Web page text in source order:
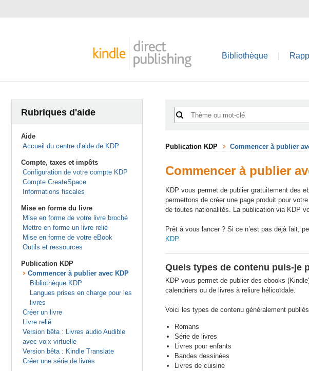
Bibliothèque
Rubriques d'aide
Aide
Accueil du centre d’aide de KDP
Compte, taxes et impôts
Configuration de votre compte KDP
Compte CreateSpace
Informations fiscales
Mise en forme du livre
Mise en forme de votre livre broché
Mettre en forme un livre relié
Mise en forme de votre eBook
Outils et ressources
Publication KDP
Commencer à publier avec KDP
Bibliothèque KDP
Langues prises en charge pour les
livres
Créer un livre
Livre relié
Version bêta : Livres audio Audible
avec voix virtuelle
Version bêta : Kindle Translate
Créer une série de livres
Publication KDP Commencer à publier
Commencer à publier
KDP vous permet de publier gratuitement des
permettons de créer une page produit pour
de toutes nationalités. La publication via KDP
Prêt à vous lancer ? Si ce n’est pas déjà fait,
KDP.
Quels types de contenu puis-je
KDP vous permet de publier des ebooks
calendriers ou de livres à reliure hélicoïdale.
Voici les types de contenu généralement
Romans
Série de livres
Livres pour enfants
Bandes dessinées
Livres de cuisine